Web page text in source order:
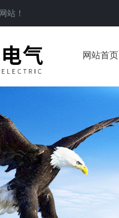
网站！
网站首页